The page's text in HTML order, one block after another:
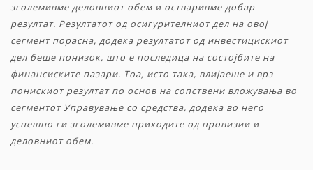
зголемивме деловниот обем и остваривме добар
резултат. Резултатот од осигурителниот дел на овој
сегмент порасна, додека резултатот од инвестицискиот
дел беше понизок, што е последица на состојбите на
финансиските пазари. Тоа, исто така, влијаеше и врз
понискиот резултат по основ на сопствени вложувања во
сегментот Управување со средства, додека во него
успешно ги зголемивме приходите од провизии и
деловниот обем.